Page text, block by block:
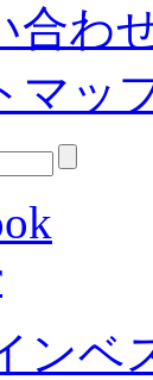
合わ
マッ
ンベ